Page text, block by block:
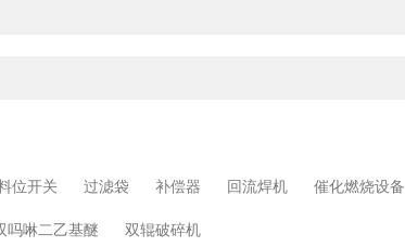
位开关 过滤袋 补偿器 回流焊机 催化燃烧设备
吗啉二乙基醚 双辊破碎机